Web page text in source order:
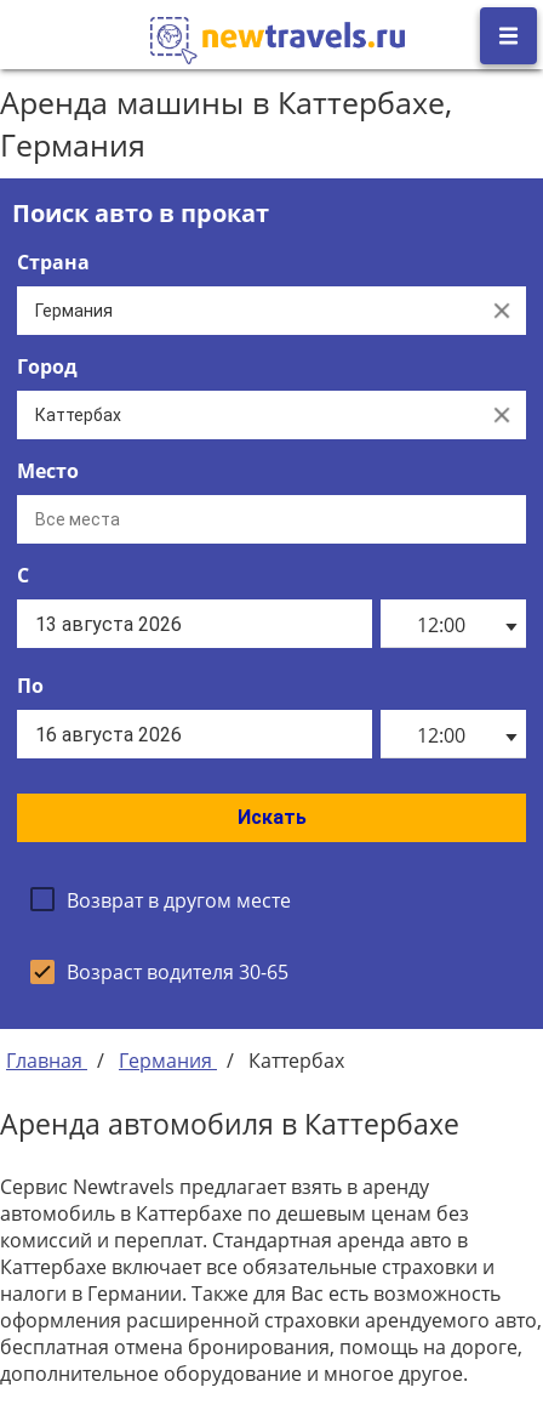
Аренда машины в Каттербахе,
Германия
Поиск авто в прокат
Страна
Clear
Город
Clear
Место
С
12:00
По
12:00
Искать
Возврат в другом месте
Возраст водителя 30-65
Главная / Германия / Каттербах
Аренда автомобиля в Каттербахе
Сервис Newtravels предлагает взять в аренду
автомобиль в Каттербахе по дешевым ценам без
комиссий и переплат. Стандартная аренда авто в
Каттербахе включает все обязательные страховки и
налоги в Германии. Также для Вас есть возможность
оформления расширенной страховки арендуемого авто,
бесплатная отмена бронирования, помощь на дороге,
дополнительное оборудование и многое другое.